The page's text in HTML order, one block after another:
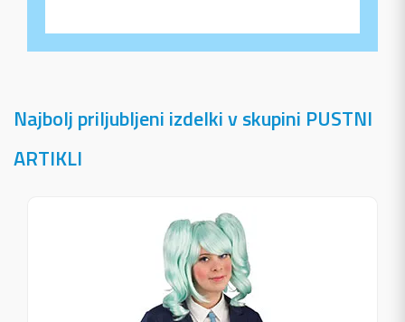
Najbolj priljubljeni izdelki v skupini PUSTNI
ARTIKLI